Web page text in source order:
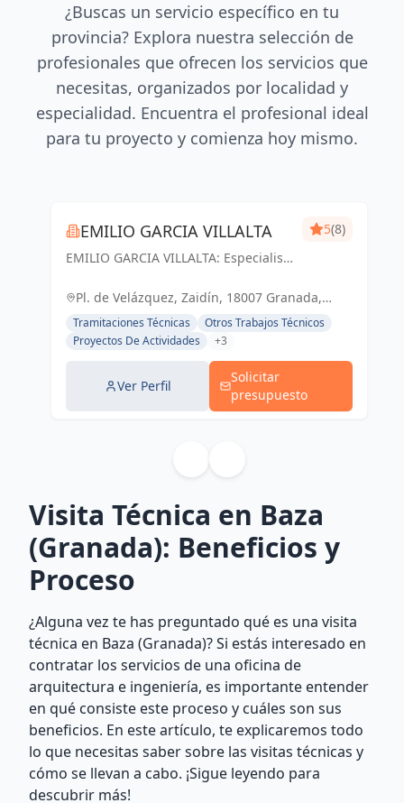
¿Buscas un servicio específico en tu
provincia? Explora nuestra selección de
profesionales que ofrecen los servicios que
necesitas, organizados por localidad y
especialidad. Encuentra el profesional ideal
para tu proyecto y comienza hoy mismo.
EMILIO GARCIA VILLALTA
EMILIO GARCIA VILLALTA: Especialista
Apertura Express
5(8)
Pl. de Velázquez, Zaidín, 18007 Granada,
España, España
Tramitaciones Técnicas
Otros Trabajos Técnicos
Proyectos De Actividades
+3
Ver Perfil
Solicitar
presupuesto
Visita Técnica en Baza
(Granada): Beneficios y
Proceso
¿Alguna vez te has preguntado qué es una visita
técnica en Baza (Granada)? Si estás interesado en
contratar los servicios de una oficina de
arquitectura e ingeniería, es importante entender
en qué consiste este proceso y cuáles son sus
beneficios. En este artículo, te explicaremos todo
lo que necesitas saber sobre las visitas técnicas y
cómo se llevan a cabo. ¡Sigue leyendo para
descubrir más!